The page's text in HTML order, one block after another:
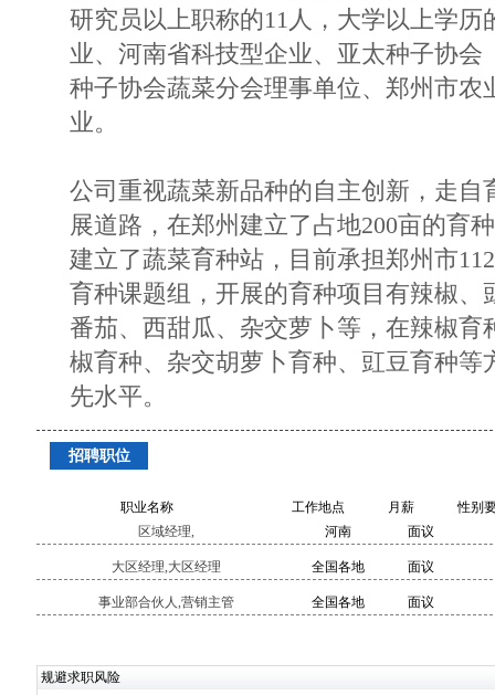
研究员以上职称的11人，大学以上学历
业、河南省科技型企业、亚太种子协会
种子协会蔬菜分会理事单位、郑州市农
业。
公司重视蔬菜新品种的自主创新，走自
展道路，在郑州建立了占地200亩的育
建立了蔬菜育种站，目前承担郑州市
育种课题组，开展的育种项目有辣椒、
番茄、西甜瓜、杂交萝卜等，在辣椒
椒育种、杂交胡萝卜育种、豇豆育种等
先水平。
招聘职位
职业名称 工作地点 月薪
性别
区域经理,
河南 面议
大区经理,大区经理 全国各地 面议
事业部合伙人,营销主管 全国各地 面议
规避求职风险